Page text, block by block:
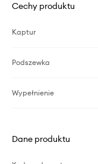
Cechy produktu
Kaptur
Podszewka
Wypełnienie
Dane produktu